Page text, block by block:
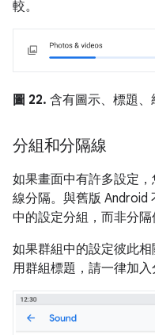
較。
圖 22. 含有圖示、標題
分組和分隔線
如果畫面中有許多設定
線分隔。與舊版 Android
中的設定分組，而非分隔
如果群組中的設定彼此
用群組標題，請一律加入